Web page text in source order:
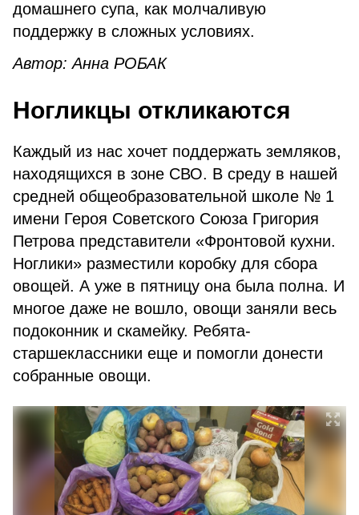
домашнего супа, как молчаливую
поддержку в сложных условиях.
Автор: Анна РОБАК
Ногликцы откликаются
Каждый из нас хочет поддержать земляков,
находящихся в зоне СВО. В среду в нашей
средней общеобразовательной школе № 1
имени Героя Советского Союза Григория
Петрова представители «Фронтовой кухни.
Ноглики» разместили коробку для сбора
овощей. А уже в пятницу она была полна. И
многое даже не вошло, овощи заняли весь
подоконник и скамейку. Ребята-
старшеклассники еще и помогли донести
собранные овощи.